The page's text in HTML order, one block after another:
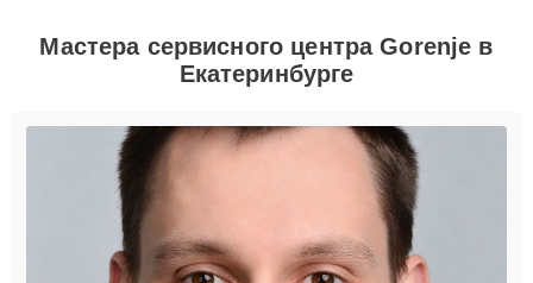
Мастера сервисного центра Gorenje в
Екатеринбурге